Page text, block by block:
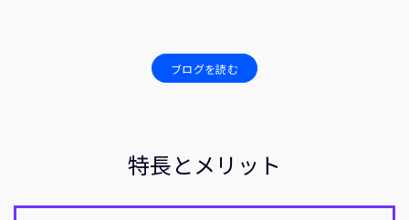
ブログを読む
特長とメリット